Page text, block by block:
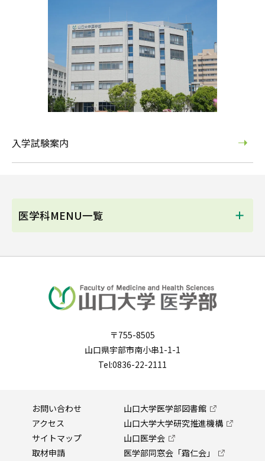
入学試験案内
医学科MENU一覧
〒755-8505
山口県宇部市南小串1-1-1
Tel:0836-22-2111
お問い合わせ
アクセス
サイトマップ
取材申請
山口大学医学部図書館
山口大学大学研究推進機構
山口医学会
医学部同窓会「霜仁会」